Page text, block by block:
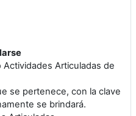
Actividades Articuladas de
se pertenece, con la clave
se brindará.